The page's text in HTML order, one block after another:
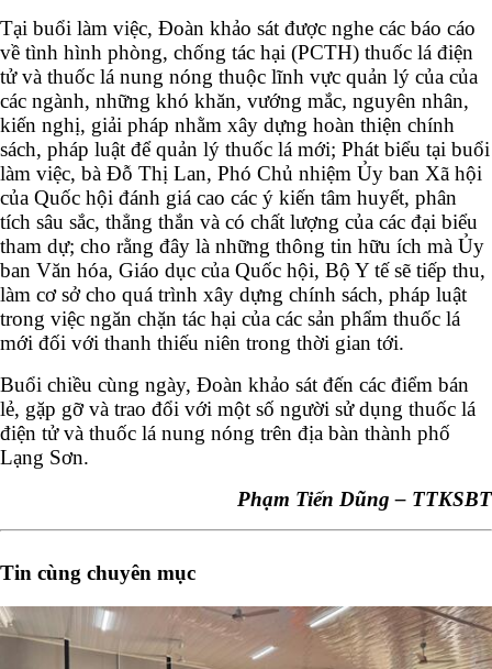
Tại buổi làm việc, Đoàn khảo sát được nghe các báo cáo
về tình hình phòng, chống tác hại (PCTH) thuốc lá điện
tử và thuốc lá nung nóng thuộc lĩnh vực quản lý của của
các ngành, những khó khăn, vướng mắc, nguyên nhân,
kiến nghị, giải pháp nhằm xây dựng hoàn thiện chính
sách, pháp luật để quản lý thuốc lá mới; Phát biểu tại buổi
làm việc, bà Đỗ Thị Lan, Phó Chủ nhiệm Ủy ban Xã hội
của Quốc hội đánh giá cao các ý kiến tâm huyết, phân
tích sâu sắc, thẳng thắn và có chất lượng của các đại biểu
tham dự; cho rằng đây là những thông tin hữu ích mà Ủy
ban Văn hóa, Giáo dục của Quốc hội, Bộ Y tế sẽ tiếp thu,
làm cơ sở cho quá trình xây dựng chính sách, pháp luật
trong việc ngăn chặn tác hại của các sản phẩm thuốc lá
mới đối với thanh thiếu niên trong thời gian tới.
Buổi chiều cùng ngày, Đoàn khảo sát đến các điểm bán
lẻ, gặp gỡ và trao đổi với một số người sử dụng thuốc lá
điện tử và thuốc lá nung nóng trên địa bàn thành phố
Lạng Sơn.
Phạm Tiến Dũng – TTKSBT
Tin cùng chuyên mục